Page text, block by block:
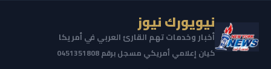
نيويورك نيوز
أخبار وخدمات تهم القارئ العربي في أمريكا
كيان إعلامي أمريكي مسجل برقم 0451351808